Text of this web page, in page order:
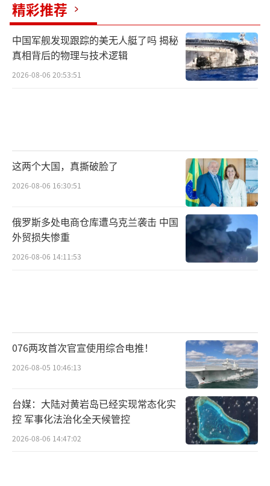
精彩推荐
中国军舰发现跟踪的美无人艇了吗 揭秘
真相背后的物理与技术逻辑
2026-08-06 20:53:51
这两个大国，真撕破脸了
2026-08-06 16:30:51
俄罗斯多处电商仓库遭乌克兰袭击 中国
外贸损失惨重
2026-08-06 14:11:53
076两攻首次官宣使用综合电推！
2026-08-05 10:46:13
台媒：大陆对黄岩岛已经实现常态化实
控 军事化法治化全天候管控
2026-08-06 14:47:02